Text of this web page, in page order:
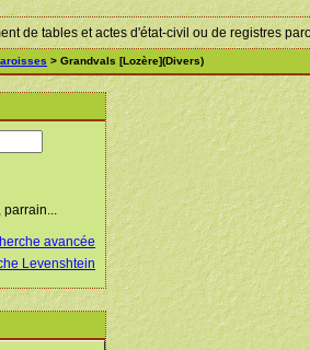
de tables et actes d'état-civil ou de registres
> Grandvals [Lozère](Divers)
parrain...
avancée
Levenshtein